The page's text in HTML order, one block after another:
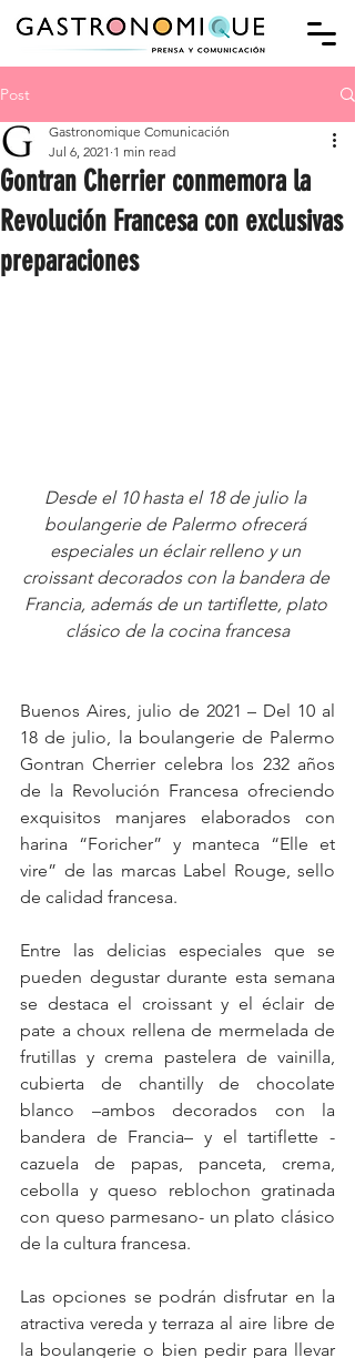
Post
Gontran Cherrier conmemora la
Revolución Francesa con exclusivas
preparaciones
Gastronomique Comunicación
Jul 6, 2021 1 min read
Desde el 10 hasta el 18 de julio la
boulangerie de Palermo ofrecerá
especiales un éclair relleno y un
croissant decorados con la bandera de
Francia, además de un tartiflette, plato
clásico de la cocina francesa
Buenos Aires, julio de 2021 – Del 10 al
18 de julio, la boulangerie de Palermo
Gontran Cherrier celebra los 232 años
de la Revolución Francesa ofreciendo
exquisitos manjares elaborados con
harina “Foricher” y manteca “Elle et
vire” de las marcas Label Rouge, sello
de calidad francesa.
Entre las delicias especiales que se
pueden degustar durante esta semana
se destaca el croissant y el éclair de
pate a choux rellena de mermelada de
frutillas y crema pastelera de vainilla,
cubierta de chantilly de chocolate
blanco –ambos decorados con la
bandera de Francia– y el tartiflette -
cazuela de papas, panceta, crema,
cebolla y queso reblochon gratinada
con queso parmesano- un plato clásico
de la cultura francesa.
Las opciones se podrán disfrutar en la
atractiva vereda y terraza al aire libre de
la boulangerie o bien pedir para llevar